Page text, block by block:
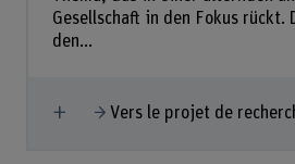
Gesellschaft in den Fokus
den...
Afficher plus
Vers le projet de